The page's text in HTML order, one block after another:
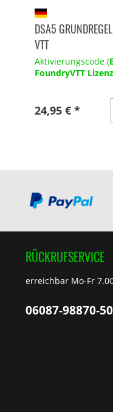
DSA5
VTT
Aktivierungscode (
FoundryVTT
24,95 € *
RÜCKRUFSERVICE
erreichbar Mo-Fr
06087-98870-50